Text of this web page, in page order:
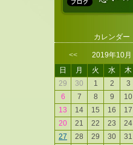
カレンダー
<< 2019年10月
日
月 火 水 木
29
30 1 2 3
6
7 8 9 10
13
14 15 16 17
20
21 22 23 24
27
28 29 30 31